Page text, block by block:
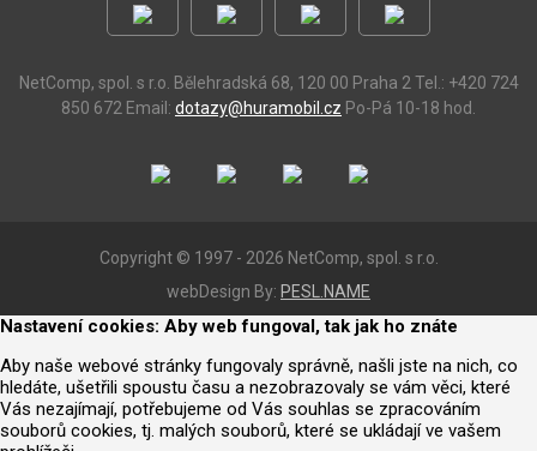
NetComp, spol. s r.o. Bělehradská 68, 120 00 Praha 2 Tel.: +420 724
850 672 Email: dotazy@huramobil.cz Po-Pá 10-18 hod.
Copyright © 1997 - 2026 NetComp, spol. s r.o.
webDesign By: PESL.NAME
Nastavení cookies: Aby web fungoval, tak jak ho znáte
Aby naše webové stránky fungovaly správně, našli jste na nich, co
hledáte, ušetřili spoustu času a nezobrazovaly se vám věci, které
Vás nezajímají, potřebujeme od Vás souhlas se zpracováním
souborů cookies, tj. malých souborů, které se ukládají ve vašem